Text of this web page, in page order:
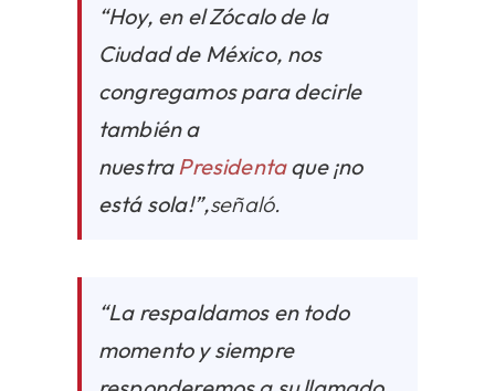
“Hoy, en el Zócalo de la
Ciudad de México, nos
congregamos para decirle
también a
nuestra Presidentaque ¡no
está sola!”,señaló.
“La respaldamos en todo
momento y siempre